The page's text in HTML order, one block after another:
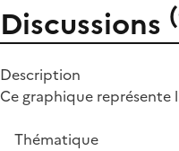
Discussions (
Description
Ce graphique
Thématique